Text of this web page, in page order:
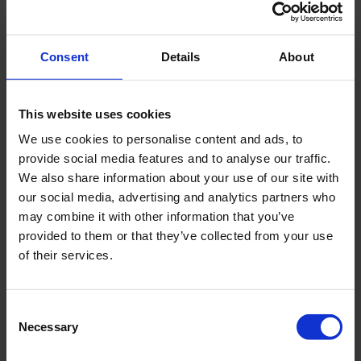
Consent Details About
This website uses cookies
We use cookies to personalise content and ads, to
provide social media features and to analyse our traffic.
We also share information about your use of our site with
our social media, advertising and analytics partners who
may combine it with other information that you’ve
provided to them or that they’ve collected from your use
of their services.
Selection
Necessary
Slangdispenser